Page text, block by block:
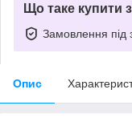
Що таке купити
Замовлення під
Опис